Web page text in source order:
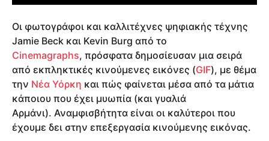
Οι φωτογράφοι και καλλιτέχνες ψηφιακής τέχνης
Jamie Beck και Kevin Burg από το
Cinemagraphs, πρόσφατα δημοσίευσαν μια σειρά
από εκπληκτικές κινούμενες εικόνες (GIF), με θέμα
την Νέα Υόρκη και πώς φαίνεται μέσα από τα μάτια
κάποιου που έχει μυωπία (και γυαλιά
Αρμάνι). Αναμφισβήτητα είναι οι καλύτεροι που
έχουμε δει στην επεξεργασία κινούμενης εικόνας.